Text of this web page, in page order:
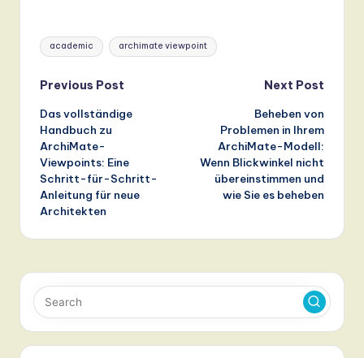
Tags:
academic archimate viewpoint
Post
navigation
Previous Post
Das vollständige
Handbuch zu
ArchiMate-
Viewpoints: Eine
Schritt-für-Schritt-
Anleitung für neue
Architekten
Next Post
Beheben von
Problemen in Ihrem
ArchiMate-Modell:
Wenn Blickwinkel nicht
übereinstimmen und
wie Sie es beheben